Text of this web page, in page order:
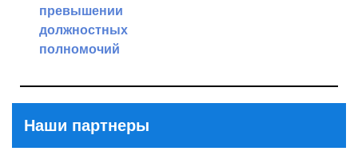
превышении
должностных
полномочий
Наши партнеры